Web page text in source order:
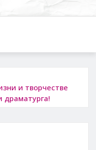
и творчестве
драматурга!